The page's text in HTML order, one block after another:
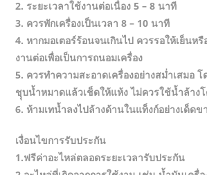
2. ระยะเวลาใช้งานต่อเนื่อง 5 – 8 นาที
3. ควรพักเครื่องเป็นเวลา 8 – 10 นาที
4. หากมอเตอร์ร้อนจนเกินไป ควรรอให้เย็นห
งานต่อเพื่อเป็นการถนอมเครื่อง
5. ควรทำความสะอาดเครื่องอย่างสม่ำเสมอ
ชุุบน้ำหมาดแล้วเช็ดให้แห้ง ไม่ควรใช้น้ำล้าง
6. ห้ามเทน้ำลงไปล้างด้านในแท็งก์อย่างเด็ดข
เงื่อนไขการรับประกัน
1.ฟรีค่าอะไหล่ตลอดระยะเวลารับประกัน